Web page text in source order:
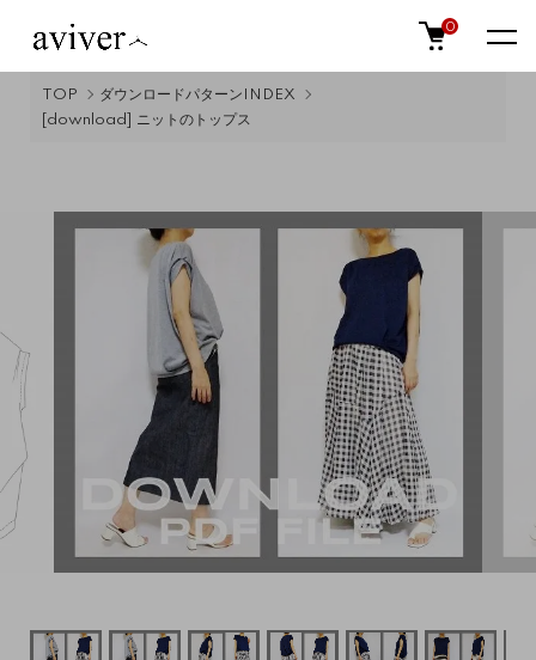
0
TOP
ダウンロードパターンINDEX
[download] ニットのトップス